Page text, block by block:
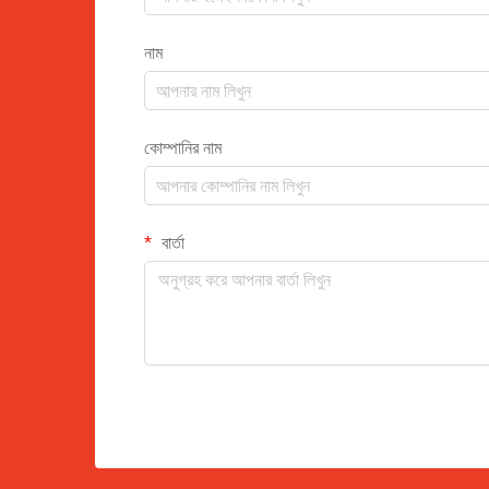
নাম
কোম্পানির নাম
বার্তা